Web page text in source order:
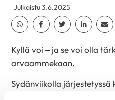
Julkaistu 3.6.2025
Jaa Whatsapp
Jaa Facebook
Jaa TwitterJaa Linkedin
Jaa
Kyllä voi – ja se voi olla
arvaammekaan.
Sydänviikolla järjestetyssä